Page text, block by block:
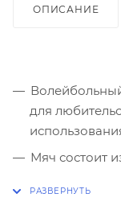
ОПИСАНИЕ
для
Мяч состоит
камерой.